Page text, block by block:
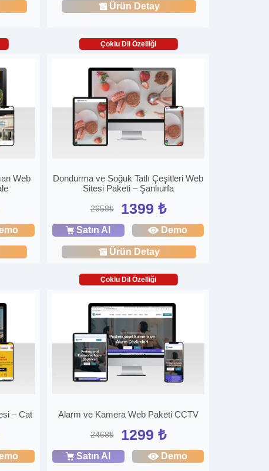
Ürün Detay
Web
Çoklu Dil Özelliği
Dondurma ve Soğuk Tatlı Çeşitleri Web
Sitesi Paketi – Şanlıurfa
2658₺ 1399 ₺
Satın Al Demo
Ürün Detay
– Cat
Çoklu Dil Özelliği
Alarm ve Kamera Web Paketi CCTV
2468₺ 1299 ₺
Satın Al Demo